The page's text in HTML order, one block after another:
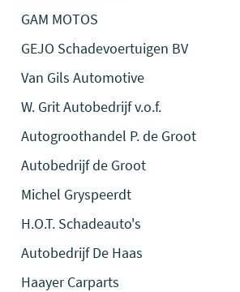
GAM MOTOS
GEJO Schadevoertuigen BV
Van Gils Automotive
W. Grit Autobedrijf v.o.f.
Autogroothandel P. de Groot
Autobedrijf de Groot
Michel Gryspeerdt
H.O.T. Schadeauto's
Autobedrijf De Haas
Haayer Carparts